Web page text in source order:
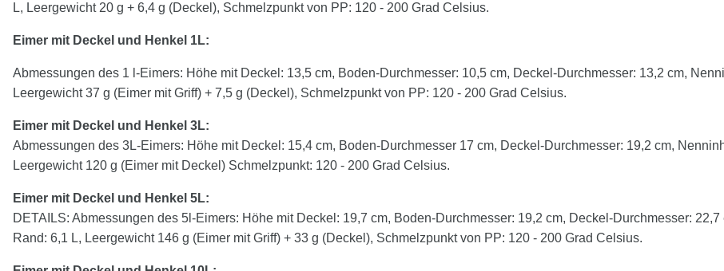
L, Leergewicht 20 g + 6,4 g (Deckel), Schmelzpunkt von PP: 120 - 200 Grad Celsius.
Eimer mit Deckel und Henkel 1L:
Abmessungen des 1 l-Eimers: Höhe mit Deckel: 13,5 cm, Boden-Durchmesser: 10,5 cm, Deckel-Durchmesser: 13,2 cm,
Leergewicht 37 g (Eimer mit Griff) + 7,5 g (Deckel), Schmelzpunkt von PP: 120 - 200 Grad Celsius.
Eimer mit Deckel und Henkel 3L:
Abmessungen des 3L-Eimers: Höhe mit Deckel: 15,4 cm, Boden-Durchmesser 17 cm, Deckel-Durchmesser: 19,2 cm,
Leergewicht 120 g (Eimer mit Deckel) Schmelzpunkt: 120 - 200 Grad Celsius.
Eimer mit Deckel und Henkel 5L:
DETAILS: Abmessungen des 5l-Eimers: Höhe mit Deckel: 19,7 cm, Boden-Durchmesser: 19,2 cm, Deckel-Durchmesser:
Rand: 6,1 L, Leergewicht 146 g (Eimer mit Griff) + 33 g (Deckel), Schmelzpunkt von PP: 120 - 200 Grad Celsius.